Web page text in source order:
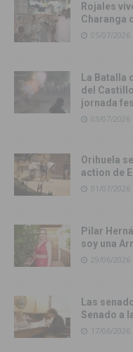
Rojales
Charanga
05/07/2026
La Batalla
del
jornada
03/07/2026
Orihuela
action de
01/07/2026
Pilar
soy una
29/06/2026
Las
Senado a
17/06/2026